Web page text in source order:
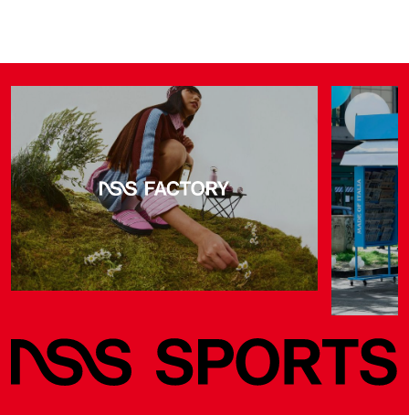
der allerersten italienischen Beispiele für selbst
hergestellte Trikots — ein sehr aktuelles Thema,
wenn wir uns die Fälle von Lecce und Napoli mit M908
bzw. EA7 ansehen.
Die Etymologie vonGalexsagt viel über die Kreativität von
Lucianos Sohn aus. Wenn man den Namen in zwei Teile
zerlegt, steht das G für Gaucci, während Alex einfach die
Verkleinerungsform von Alessandro ist. Auf der einen Seite
erleben wir die Geburt einer der ersten Formen der
hausgemachten technischen Produktion, auf der anderen
Seite Transfermarktputsche wie Hidetoshi Nakata und Milan
Rapaić: zwei völlig Unbekannte in ihrer ersten italienischen
Erfahrung, die sich später als große Entdeckungen erweisen